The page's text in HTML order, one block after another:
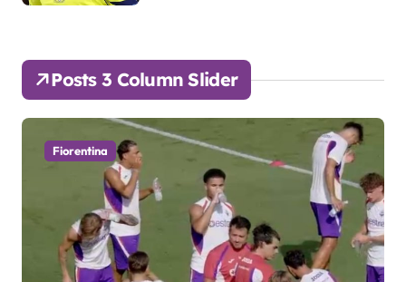
Posts 3 Column Slider
Fiorentina